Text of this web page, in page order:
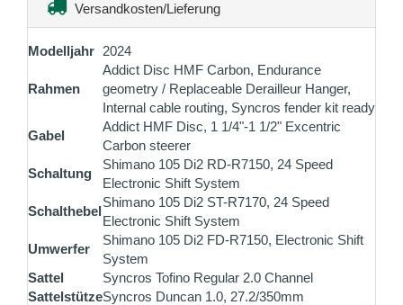
Versandkosten/Lieferung
Modelljahr 2024
Rahmen
Addict Disc HMF Carbon, Endurance
geometry / Replaceable Derailleur Hanger,
Internal cable routing, Syncros fender kit ready
Gabel
Addict HMF Disc, 1 1/4"-1 1/2" Excentric
Carbon steerer
Schaltung
Shimano 105 Di2 RD-R7150, 24 Speed
Electronic Shift System
Schalthebel
Shimano 105 Di2 ST-R7170, 24 Speed
Electronic Shift System
Umwerfer
Shimano 105 Di2 FD-R7150, Electronic Shift
System
Sattel
Syncros Tofino Regular 2.0 Channel
SattelstützeSyncros Duncan 1.0, 27.2/350mm